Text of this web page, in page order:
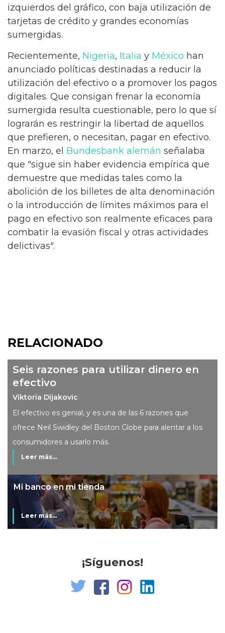
izquierdos del gráfico, con baja utilización de
tarjetas de crédito y grandes economías
sumergidas.
Recientemente, Nigeria, Italia y México han
anunciado políticas destinadas a reducir la
utilización del efectivo o a promover los pagos
digitales. Que consigan frenar la economía
sumergida resulta cuestionable, pero lo que sí
lograrán es restringir la libertad de aquellos
que prefieren, o necesitan, pagar en efectivo.
En marzo, el Bundesbank alemán señalaba
que "sigue sin haber evidencia empírica que
demuestre que medidas tales como la
abolición de los billetes de alta denominación
o la introducción de límites máximos para el
pago en efectivo son realmente eficaces para
combatir la evasión fiscal y otras actividades
delictivas".
RELACIONADO
Seis razones para utilizar dinero en
efectivo
Viktoria Dijakovic
El efectivo es genial, y es una de las 6 razones que
ofrece Neil Swidley del Boston Globe para alentar a los
consumidores a usarlo más.
Leer más...
Mi banco en mi tienda
Leer más...
¡Síguenos!